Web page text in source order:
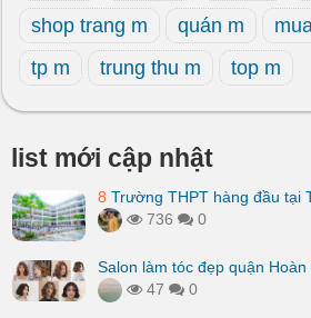
shop trang m
quán m
tp m
trung thu m top m
list mới cập nhật
8 Trường THPT hàng đầu tại
736
0
Salon làm tóc đẹp quận Hoàn
47
0